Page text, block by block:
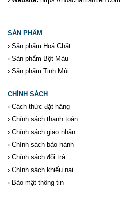
SẢN PHẨM
› Sản phẩm Hoá Chất
› Sản phẩm Bột Màu
› Sản phẩm Tinh Mùi
CHÍNH SÁCH
› Cách thức đặt hàng
› Chính sách thanh toán
› Chính sách giao nhận
› Chính sách bảo hành
› Chính sách đổi trả
› Chính sách khiếu nại
› Bảo mật thông tin